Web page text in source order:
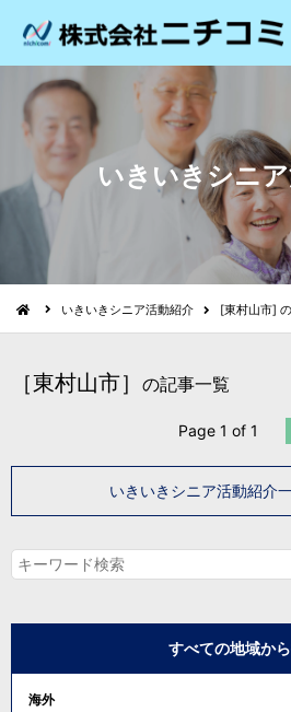
いきいきシニ
いきいきシニア活動紹介 [東村山市]
［東村山市］ の記事一覧
Page 1 of 1
いきいきシニア活動紹介
すべての地域か
海外